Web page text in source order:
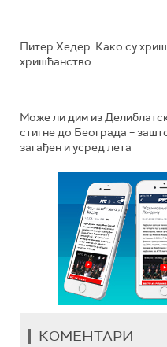
Питер Хедер: Како су
хришћанство
Може ли дим из
стигне до Београда –
загађен и усред лета
КОМЕНТАРИ